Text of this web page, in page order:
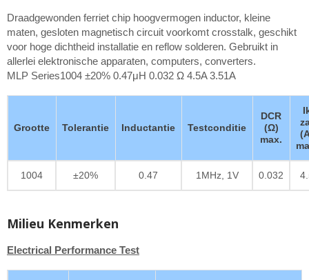
Draadgewonden ferriet chip hoogvermogen inductor, kleine
maten, gesloten magnetisch circuit voorkomt crosstalk, geschikt
voor hoge dichtheid installatie en reflow solderen. Gebruikt in
allerlei elektronische apparaten, computers, converters.
MLP Series1004 ±20% 0.47μH 0.032 Ω 4.5A 3.51A
Grootte Tolerantie Inductantie Testconditie
DCR
(Ω)
max.
1004 ±20% 0.47 1MHz, 1V 0.032
Milieu Kenmerken
Electrical Performance Test